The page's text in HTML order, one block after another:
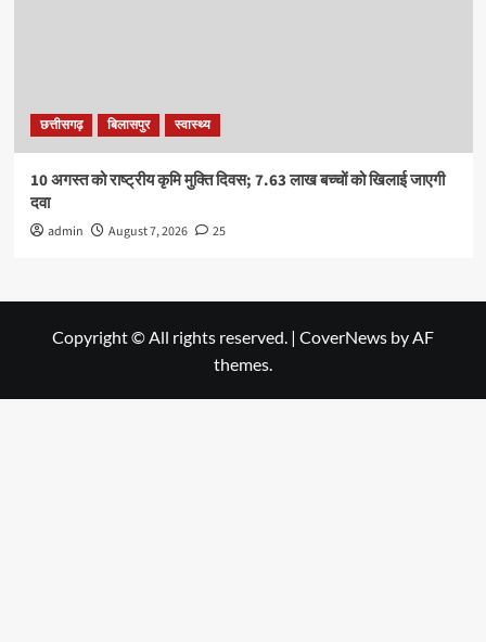
छत्तीसगढ़ बिलासपुर स्वास्थ्य
10 अगस्त को राष्ट्रीय कृमि मुक्ति दिवस; 7.63 लाख बच्चों को खिलाई जाएगी
दवा
admin August 7, 2026 25
Copyright © All rights reserved. | CoverNews by AF
themes.